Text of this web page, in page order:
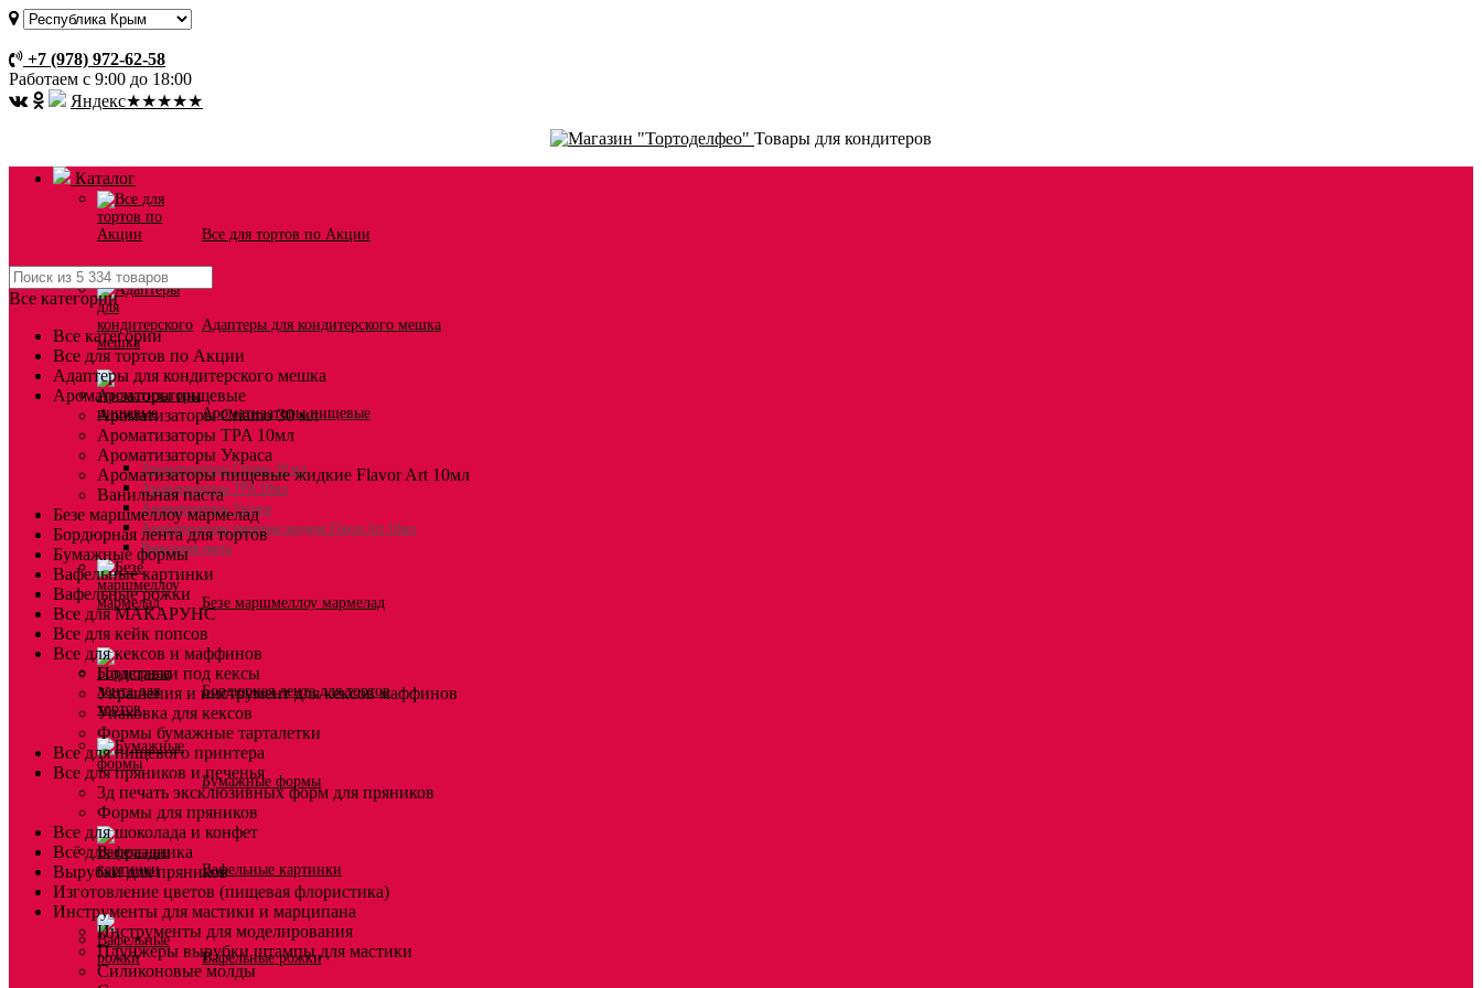
+7 (978) 972-62-58
Работаем с 9:00 до 18:00
Яндекс★★★★★
Товары для кондитеров
Каталог
Все для тортов по Акции
Адаптеры для кондитерского мешка
Ароматизаторы пищевые
Ароматизаторы Criamo 30 мл
Ароматизаторы TPA 10мл
Ароматизаторы Украса
Ароматизаторы пищевые жидкие Flavor Art 10мл
Ванильная паста
Безе маршмеллоу мармелад
Бордюрная лента для тортов
Бумажные формы
Вафельные картинки
Вафельные рожки
Все категории
Все категории
Все для тортов по Акции
Адаптеры для кондитерского мешка
Ароматизаторы пищевые
Ароматизаторы Criamo 30 мл
Ароматизаторы TPA 10мл
Ароматизаторы Украса
Ароматизаторы пищевые жидкие Flavor Art 10мл
Ванильная паста
Безе маршмеллоу мармелад
Бордюрная лента для тортов
Бумажные формы
Вафельные картинки
Вафельные рожки
Все для МАКАРУНС
Все для кейк попсов
Все для кексов и маффинов
Подставки под кексы
Украшения и инструмент для кексов маффинов
Упаковка для кексов
Формы бумажные тарталетки
Все для пищевого принтера
Все для пряников и печенья
3д печать эксклюзивных форм для пряников
Формы для пряников
Все для шоколада и конфет
Всё для праздника
Вырубки для пряников
Изготовление цветов (пищевая флористика)
Инструменты для мастики и марципана
Инструменты для моделирования
Плунжеры вырубки штампы для мастики
Силиконовые молды